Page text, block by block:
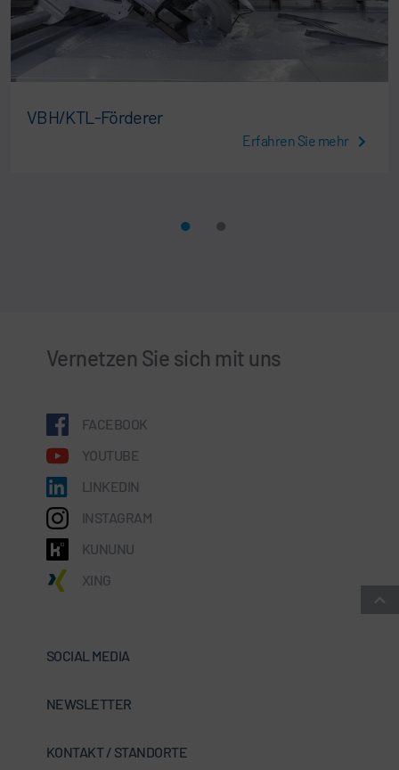
VBH/KTL-Förderer
Erfahren Sie mehr
Vernetzen Sie sich mit uns
FACEBOOK
YOUTUBE
LINKEDIN
INSTAGRAM
KUNUNU
XING
SOCIAL MEDIA
NEWSLETTER
KONTAKT / STANDORTE